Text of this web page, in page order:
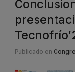
Publicado en